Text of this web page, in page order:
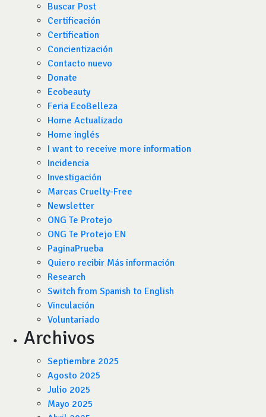
Buscar Post
Certificación
Certification
Concientización
Contacto nuevo
Donate
Ecobeauty
Feria EcoBelleza
Home Actualizado
Home inglés
I want to receive more information
Incidencia
Investigación
Marcas Cruelty-Free
Newsletter
ONG Te Protejo
ONG Te Protejo EN
PaginaPrueba
Quiero recibir Más información
Research
Switch from Spanish to English
Vinculación
Voluntariado
Archivos
Septiembre 2025
Agosto 2025
Julio 2025
Mayo 2025